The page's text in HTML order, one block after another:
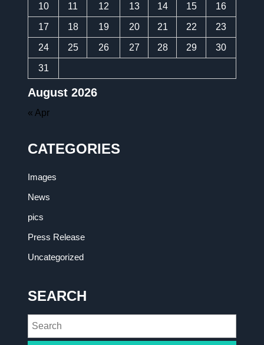
August 2026
10 11 12 13 14 15 16
17 18 19 20 21 22 23
24 25 26 27 28 29 30
31
« Apr
CATEGORIES
Images
News
pics
Press Release
Uncategorized
SEARCH